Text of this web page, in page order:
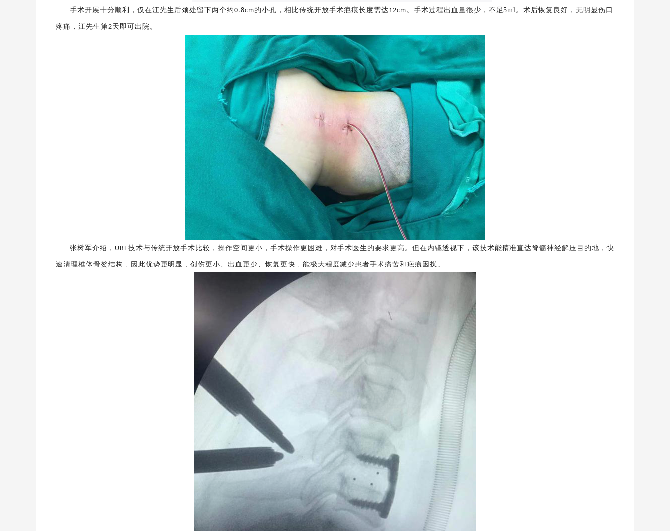
手术开展十分顺利，仅在江先生后颈处留下两个约0.8cm的小孔，相比传统开放手术疤痕长度需达 12cm。 手术过程出血量很少，不足 5ml。术后恢复良好，无明显伤口
疼痛，江先生第2天即可出院。
张树军介绍， UBE技术与传统开放手术比较，操作空间更小，手术操作更困难，对手术医生的要求更高。 但在内镜透视下，该技术能精准直达脊髓神经解压目的地，快
速清理椎体骨赘结构，因此优势更明显，创伤更小、出血更少、恢复更快，能极大程度减少患者手术痛苦和疤痕困扰。